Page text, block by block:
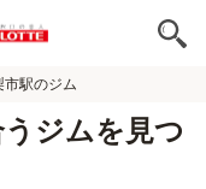
市駅のジム
ジムを見つ